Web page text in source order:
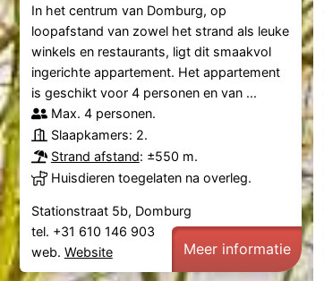
In het centrum van Domburg, op
loopafstand van zowel het strand als leuke
winkels en restaurants, ligt dit smaakvol
ingerichte appartement. Het appartement
is geschikt voor 4 personen en van ...
Max. 4 personen.
Slaapkamers: 2.
Strand afstand: ±550 m.
Huisdieren toegelaten na overleg.
Stationstraat 5b, Domburg
tel. +31 610 146 903
web. Website Meer informatie